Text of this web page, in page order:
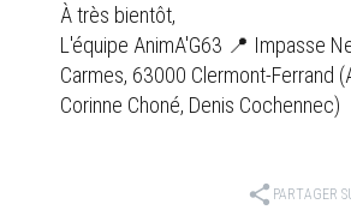
À très bientôt,
L'équipe AnimA'G63 📍 Impasse
Carmes, 63000 Clermont-Ferrand
Corinne Choné, Denis Cochennec)
share PARTAGER